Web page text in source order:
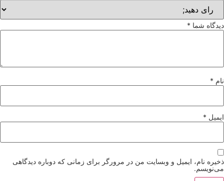
دیدگاه شما *
نام *
ایمیل *
ذخیره نام، ایمیل و وبسایت من در مرورگر برای زمانی که دوباره دیدگاهی
می‌نویسم.